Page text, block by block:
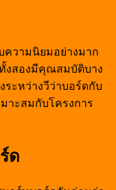
ความนิยมอย่างมาก
งสองมีคุณสมบัติบาง
ระหว่างวีว่าบอร์ดกับ
าะสมกับโครงการ
ด